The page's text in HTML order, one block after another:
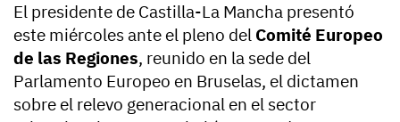
El presidente de Castilla-La Mancha presentó
este miércoles ante el pleno del Comité Europeo
de las Regiones, reunido en la sede del
Parlamento Europeo en Bruselas, el dictamen
sobre el relevo generacional en el sector